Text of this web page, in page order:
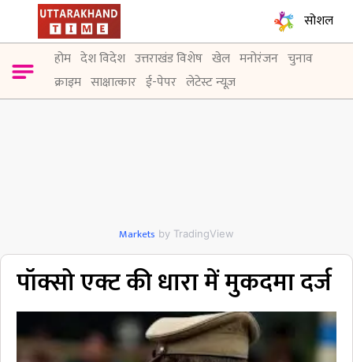
सोशल
होम देश विदेश उत्तराखंड विशेष खेल मनोरंजन चुनाव
क्राइम साक्षात्कार ई-पेपर लेटेस्ट न्यूज़
Markets by TradingView
पॉक्सो एक्ट की धारा में मुकदमा दर्ज